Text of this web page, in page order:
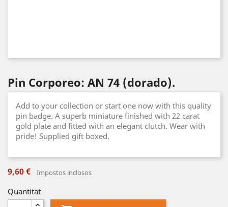
Pin Corporeo: AN 74 (dorado).
Add to your collection or start one now with this quality
pin badge. A superb miniature finished with 22 carat
gold plate and fitted with an elegant clutch. Wear with
pride! Supplied gift boxed.
9,60 € Impostos inclosos
Quantitat